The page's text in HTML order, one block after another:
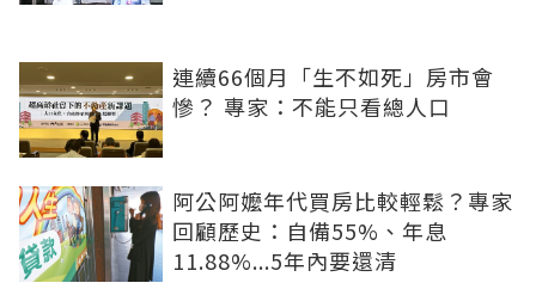
連續66個月「生不如死」房市會
慘？ 專家：不能只看總人口
阿公阿嬤年代買房比較輕鬆？專家
回顧歷史：自備55%、年息
11.88%...5年內要還清